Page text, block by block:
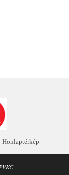
Honlaptérkép